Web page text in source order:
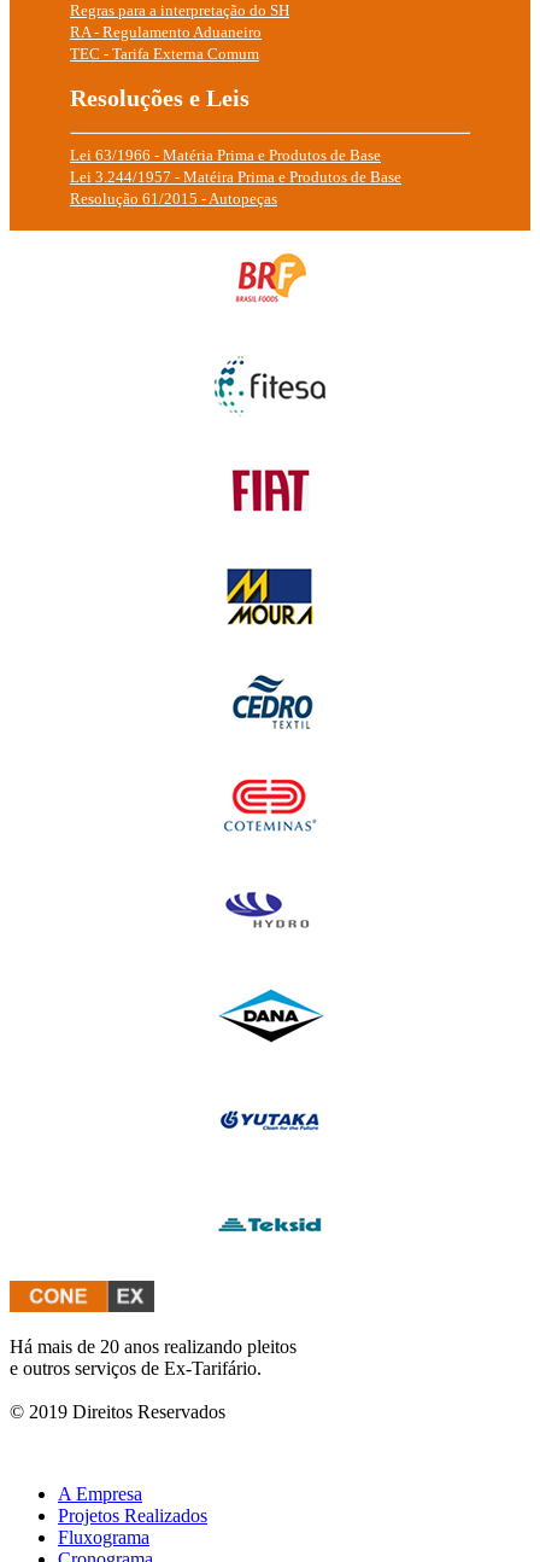
Regras para a interpretação do SH
RA - Regulamento Aduaneiro
TEC - Tarifa Externa Comum
Resoluções e Leis
Lei 63/1966 - Matéria Prima e Produtos de Base
Lei 3.244/1957 - Matéira Prima e Produtos de Base
Resolução 61/2015 - Autopeças
Há mais de 20 anos realizando pleitos
e outros serviços de Ex-Tarifário.
© 2019 Direitos Reservados
A Empresa
Projetos Realizados
Fluxograma